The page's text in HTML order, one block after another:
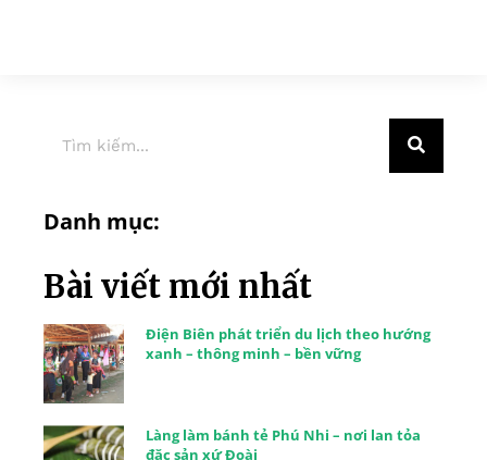
Danh mục:
Bài viết mới nhất
Điện Biên phát triển du lịch theo hướng
xanh – thông minh – bền vững
Làng làm bánh tẻ Phú Nhi – nơi lan tỏa
đặc sản xứ Đoài